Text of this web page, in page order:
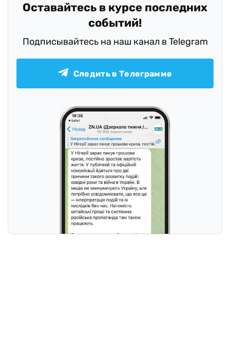
Оставайтесь в курсе последних
событий!
Подписывайтесь на наш канал в Telegram
Следить в Телеграмме